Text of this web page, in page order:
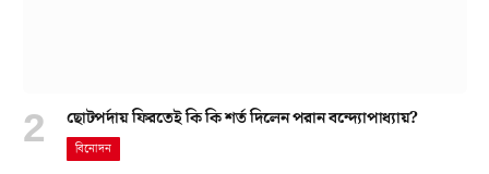
ছোটপর্দায় ফিরতেই কি কি শর্ত দিলেন পরান বন্দ্যোপাধ্যায়?
বিনোদন